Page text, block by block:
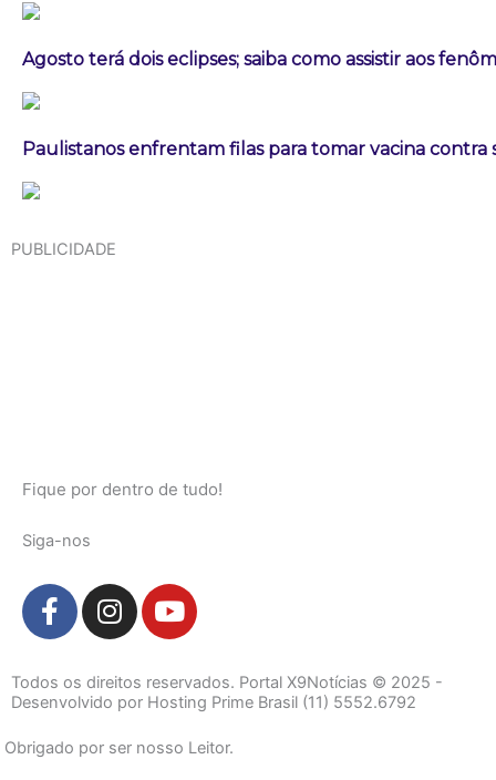
Agosto terá dois eclipses; saiba como assistir aos
Paulistanos enfrentam filas para tomar vacina contra
PUBLICIDADE
Fique por dentro de tudo!
Siga-nos
F
a
e
b
o
o
I
n
t
a
r
Y
o
t
u
e
Todos os direitos reservados. Portal X9Notícias © 2025 -
Desenvolvido por Hosting Prime Brasil (11) 5552.6792
Obrigado por ser nosso Leitor.